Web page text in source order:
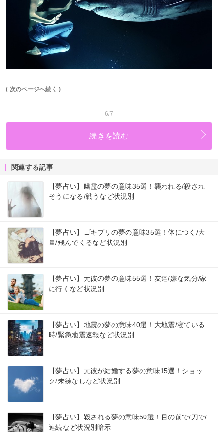
( 次のページへ続く )
6/7
続きを読む
関連する記事
【夢占い】幽霊の夢の意味35選！襲われる/殺され
そうになる/戦うなど状況別
【夢占い】ゴキブリの夢の意味35選！体につく/大
量/飛んでくるなど状況別
【夢占い】元彼の夢の意味55選！友達/嫌な気分/家
に行くなど状況別
【夢占い】地震の夢の意味40選！大地震/寝ている
時/緊急地震速報など状況別
【夢占い】元彼が結婚する夢の意味15選！ショッ
ク/未練なしなど状況別
【夢占い】殺される夢の意味50選！目の前で/刀で/
連続など状況別暗示